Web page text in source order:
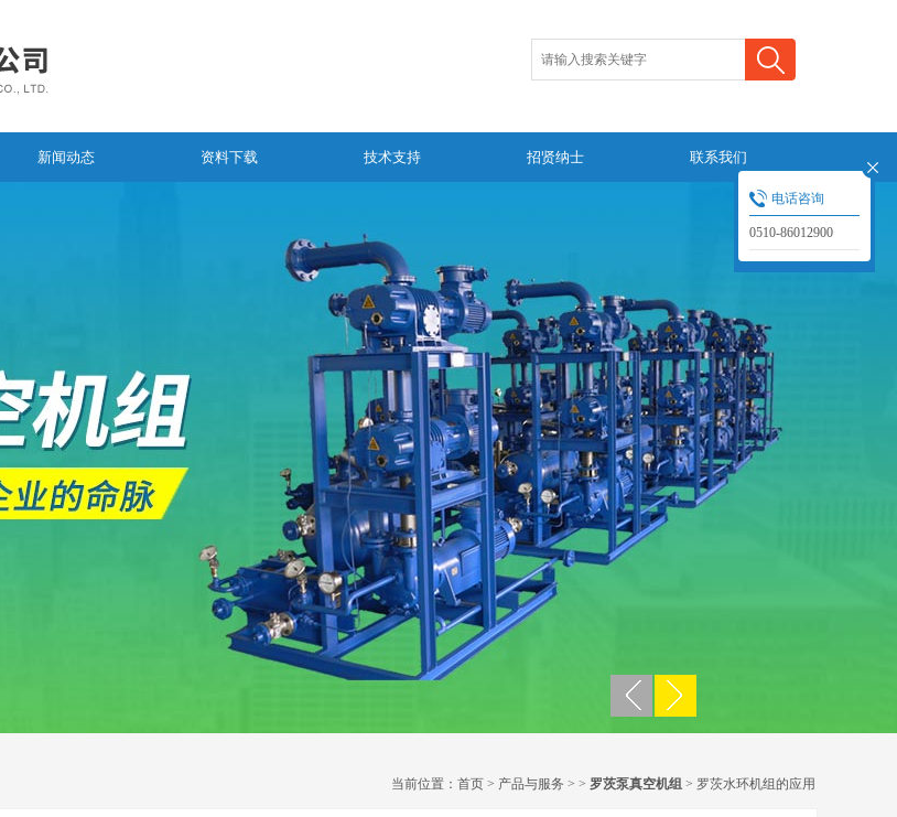
新闻动态 资料下载 技术支持 招贤纳士 联系我们
当前位置： 首页 > 产品与服务 > > 罗茨泵真空机组 > 罗茨水环机组的应用
电话咨询
0510-86012900